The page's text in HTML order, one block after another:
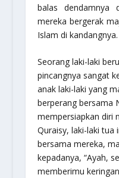
balas dendamnya
mereka bergerak
Islam di kandangnya.
Seorang laki-laki
pincangnya sangat
anak laki-laki yang
berperang bersama
mempersiapkan diri
Quraisy, laki-laki tua
bersama mereka,
kepadanya, “Ayah,
memberimu